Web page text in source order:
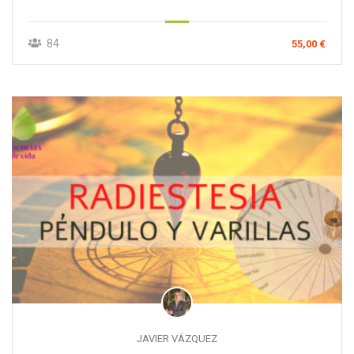
84 55,00 €
JAVIER VÁZQUEZ